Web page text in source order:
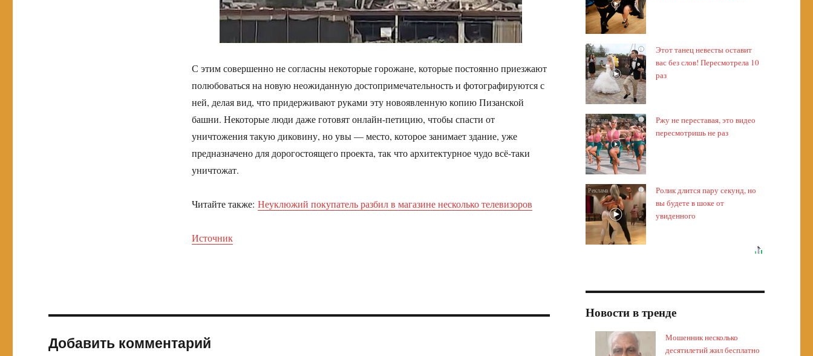
С этим совершенно не согласны некоторые горожане, которые постоянно приезжают
полюбоваться на новую неожиданную достопримечательность и фотографируются с
ней, делая вид, что придерживают руками эту новоявленную копию Пизанской
башни. Некоторые люди даже готовят онлайн-петицию, чтобы спасти от
уничтожения такую диковину, но увы — место, которое занимает здание, уже
предназначено для дорогостоящего проекта, так что архитектурное чудо всё-таки
уничтожат.
Читайте также: Неуклюжий покупатель разбил в магазине несколько телевизоров
Источник
Добавить комментарий
i
Этот танец невесты оставит
вас без слов! Пересмотрела 10
раз
i
Ржу не переставая, это видео
пересмотришь не раз
i
Ролик длится пару секунд, но
вы будете в шоке от
увиденного
Новости в тренде
Мошенник несколько
десятилетий жил бесплатно